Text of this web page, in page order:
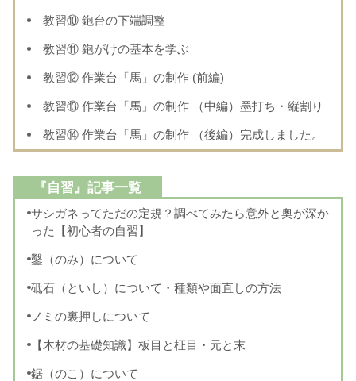
教習⑩ 鉋台の下端調整
教習⑪ 鉋がけの基本を学ぶ
教習⑫ 作業台「馬」の制作 (前編)
教習⑬ 作業台「馬」の制作 （中編）墨打ち・縦割り
教習⑭ 作業台「馬」の制作 （後編）完成しました。
『自習』記事一覧
サシガネってただの定規？調べてみたら意外と奥が深か
った【初心者の自習】
鑿（のみ）について
砥石（といし）について・種類や面直しの方法
ノミの裏押しについて
【木材の基礎知識】板目と柾目・元と末
鋸（のこ）について